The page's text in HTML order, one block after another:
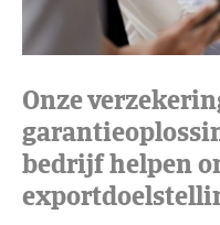
Onze
bedrijf helpen